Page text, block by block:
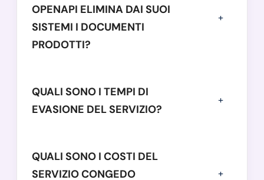
OPENAPI ELIMINA DAI SUOI
SISTEMI I DOCUMENTI
PRODOTTI?
QUALI SONO I TEMPI DI
EVASIONE DEL SERVIZIO?
QUALI SONO I COSTI DEL
SERVIZIO CONGEDO